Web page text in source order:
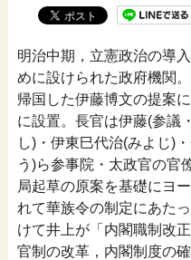
明治中期，立憲政治の導
めに設けられた政府機関
帰国した伊藤博文の提案
に設置。長官は伊藤(参議
し)・伊東巳代治(みよじ)
う)ら参事院・太政官の官
局起草の原案を基礎にヨ
れて華族令の制定にあた
けて井上が「内閣職制改
官制の改革，内閣制度の